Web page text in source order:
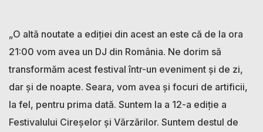
„O altă noutate a ediției din acest an este că de la ora
21:00 vom avea un DJ din România. Ne dorim să
transformăm acest festival într-un eveniment și de zi,
dar și de noapte. Seara, vom avea și focuri de artificii,
la fel, pentru prima dată. Suntem la a 12-a ediție a
Festivalului Cireșelor și Vărzărilor. Suntem destul de